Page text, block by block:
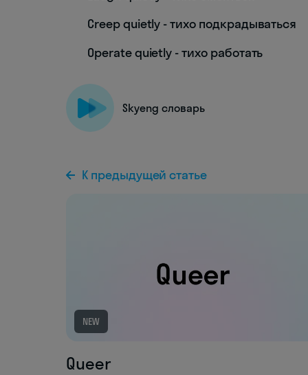
Creep quietly - тихо подкрадываться
Operate quietly - тихо работать
Skyeng словарь
К предыдущей статье
NEW
Queer